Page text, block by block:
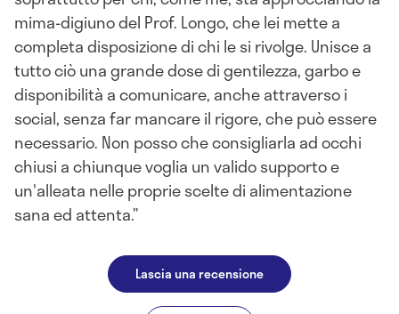
mima-digiuno del Prof. Longo, che lei mette a
completa disposizione di chi le si rivolge. Unisce a
tutto ciò una grande dose di gentilezza, garbo e
disponibilità a comunicare, anche attraverso i
social, senza far mancare il rigore, che può essere
necessario. Non posso che consigliarla ad occhi
chiusi a chiunque voglia un valido supporto e
un'alleata nelle proprie scelte di alimentazione
sana ed attenta.
Lascia una recensione